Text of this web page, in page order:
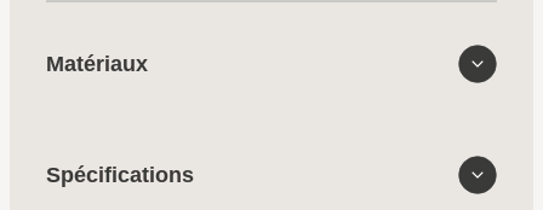
Matériaux
Spécifications